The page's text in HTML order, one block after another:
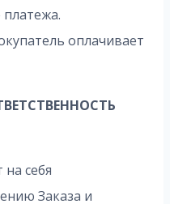
оплачивает
себя
Заказа и